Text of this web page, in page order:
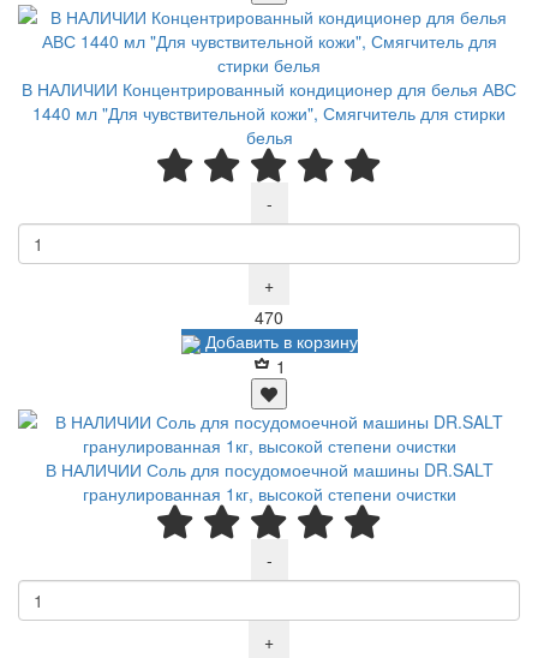
В НАЛИЧИИ Концентрированный кондиционер для белья АВС
1440 мл "Для чувствительной кожи", Смягчитель для стирки
белья
-
+
470
Добавить в корзину
1
В НАЛИЧИИ Соль для посудомоечной машины DR.SALT
гранулированная 1кг, высокой степени очистки
-
+